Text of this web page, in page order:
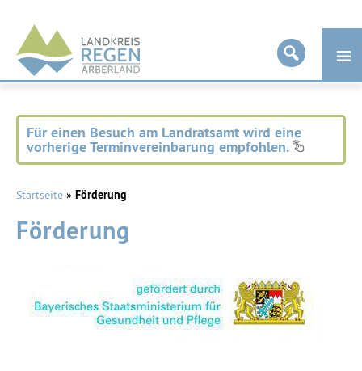
Landkreis
Regen
Für einen Besuch am Landratsamt wird eine
vorherige Terminvereinbarung empfohlen.
Startseite » Förderung
Förderung